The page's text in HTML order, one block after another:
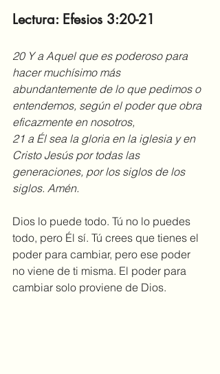
Lectura: Efesios 3:20-21
20 Y a Aquel que es poderoso para
hacer muchísimo más
abundantemente de lo que pedimos o
entendemos, según el poder que obra
eficazmente en nosotros,
21 a Él sea la gloria en la iglesia y en
Cristo Jesús por todas las
generaciones, por los siglos de los
siglos. Amén.
Dios lo puede todo. Tú no lo puedes
todo, pero Él sí. Tú crees que tienes el
poder para cambiar, pero ese poder
no viene de ti misma. El poder para
cambiar solo proviene de Dios.